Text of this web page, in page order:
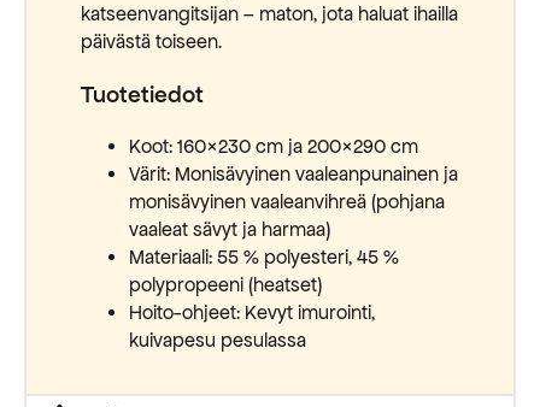
katseenvangitsijan – maton, jota haluat ihailla
päivästä toiseen.
Tuotetiedot
Koot: 160×230 cm ja 200×290 cm
Värit: Monisävyinen vaaleanpunainen ja
monisävyinen vaaleanvihreä (pohjana
vaaleat sävyt ja harmaa)
Materiaali: 55 % polyesteri, 45 %
polypropeeni (heatset)
Hoito-ohjeet: Kevyt imurointi,
kuivapesu pesulassa